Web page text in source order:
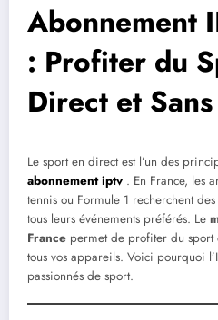
Abonnement
: Profiter du
Direct et
Le sport en direct est l’un des
abonnement iptv . En France, les
tennis ou Formule 1 recherchent
tous leurs événements préférés. Le
France permet de profiter du
tous vos appareils. Voici pourquoi
passionnés de sport.